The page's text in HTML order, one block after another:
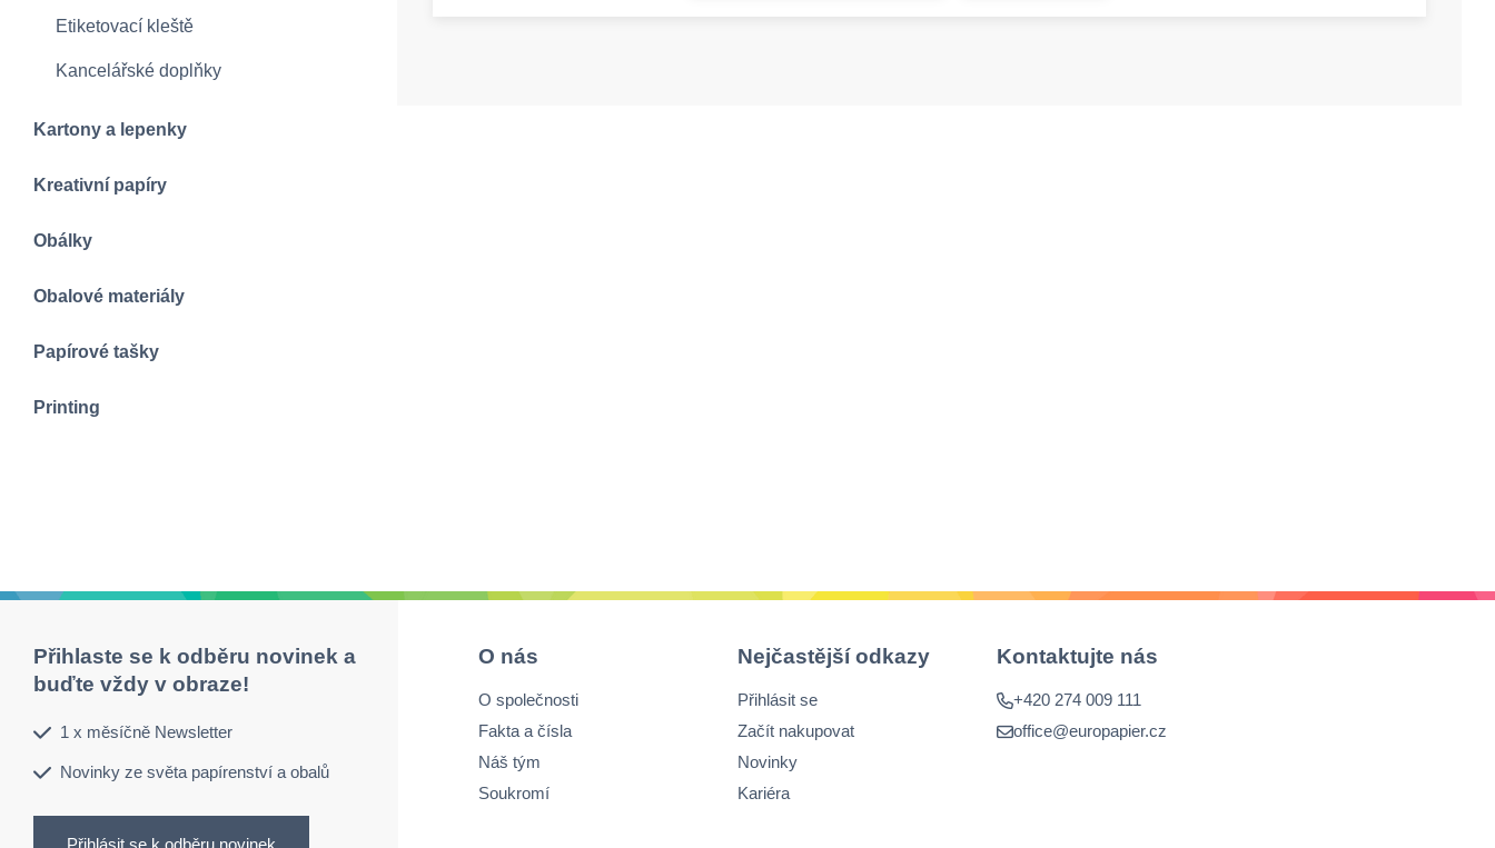
Etiketovací kleště
Kancelářské doplňky
Kartony a lepenky
Kreativní papíry
Obálky
Obalové materiály
Papírové tašky
Printing
Přihlaste se k odběru novinek a
buďte vždy v obraze!
1 x měsíčně Newsletter
Novinky ze světa papírenství a obalů
Přihlásit se k odběru novinek
O nás
O společnosti
Fakta a čísla
Náš tým
Soukromí
Nejčastější odkazy
Přihlásit se
Začít nakupovat
Novinky
Kariéra
Kontaktujte nás
+420 274 009 111
office@europapier.cz